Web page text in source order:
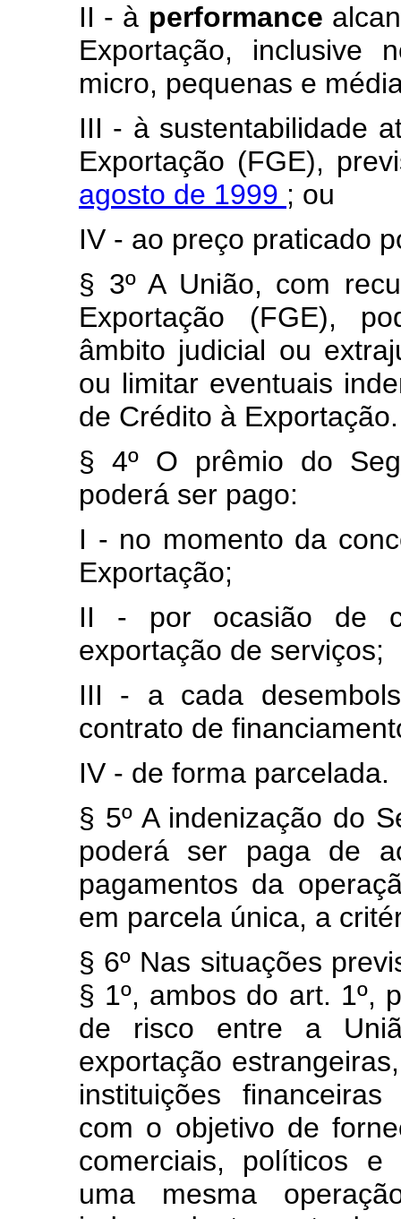
II - à performance
Exportação, inclusive
micro, pequenas e
III - à sustentabilidade
Exportação (FGE),
agosto de 1999 ; ou
IV - ao preço praticado
§ 3º A União, com
Exportação (FGE),
âmbito judicial ou
ou limitar eventuais
de Crédito à Exportação.
§ 4º O prêmio do
poderá ser pago:
I - no momento da
Exportação;
II - por ocasião de
exportação de serviços;
III - a cada
contrato de
IV - de forma parcelada.
§ 5º A indenização do
poderá ser paga de
pagamentos da
em parcela única, a
§ 6º Nas situações
§ 1º, ambos do art. 1º,
de risco entre a
exportação
instituições
com o objetivo de
comerciais, políticos
uma mesma